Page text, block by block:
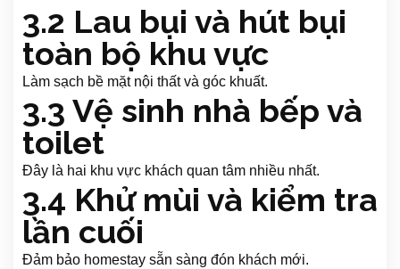
3.2 Lau bụi và hút bụi
toàn bộ khu vực
Làm sạch bề mặt nội thất và góc khuất.
3.3 Vệ sinh nhà bếp và
toilet
Đây là hai khu vực khách quan tâm nhiều nhất.
3.4 Khử mùi và kiểm tra
lần cuối
Đảm bảo homestay sẵn sàng đón khách mới.